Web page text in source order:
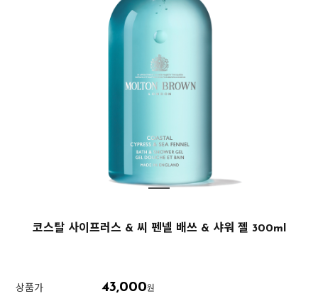
코스탈 사이프러스 & 씨 펜넬 배쓰 & 샤워 젤 300ml
상품가 43,000원